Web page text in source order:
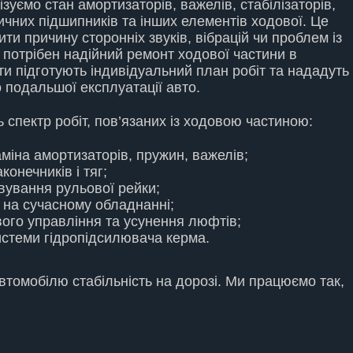
стан амортизаторів, важелів, стабілізаторів,
підшипників та інших елементів ходової. Це
причину сторонніх звуків, вібрацій чи проблем із
надійний ремонт ходової частини в
підготують індивідуальний план робіт та нададуть
подальшої експлуатації авто.
робіт, пов’язаних із ходовою частиною:
амортизаторів, пружин, важелів;
і тяг;
рульової рейки;
сучасному обладнанні;
управління та усунення люфтів;
гідропідсилювача керма.
стабільність на дорозі. Ми працюємо так,